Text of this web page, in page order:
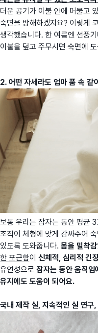
더운 공기가 이불 안에 머물고
숙면을 방해하겠지요? 이렇게
생각했습니다. 한 여름엔 선풍
이불을 덮고 주무시면 숙면에
2. 어떤 자세라도 엄마 품 속 같
보통 우리는 잠자는 동안 평균
조직이 체형에 맞게 감싸주어
있도록 도와줍니다. 몸을 밀착
한 포근함이 신체적, 심리적 긴
유연성으로 잠자는 동안 움직임
유지에도 도움이 되어요.
국내 제작 실, 지속적인 실 연구